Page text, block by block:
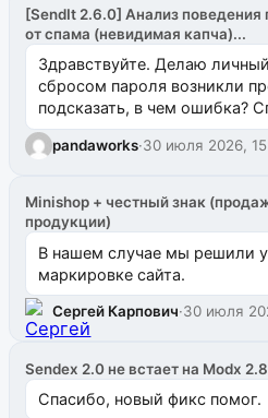
[SendIt 2.6.0] Анализ
от спама (невидимая капча)...
Здравствуйте. Делаю
сбросом пароля возникли
подсказать, в чем ошибка?
одноименном разделе на
pandaworks·30 июля 2026,
Minishop + честный знак
продукции)
В нашем случае мы решили
маркировке сайта.
Сергей Карпович·30 июля
Sendex 2.0 не встает на Modx
Спасибо, новый фикс помог.